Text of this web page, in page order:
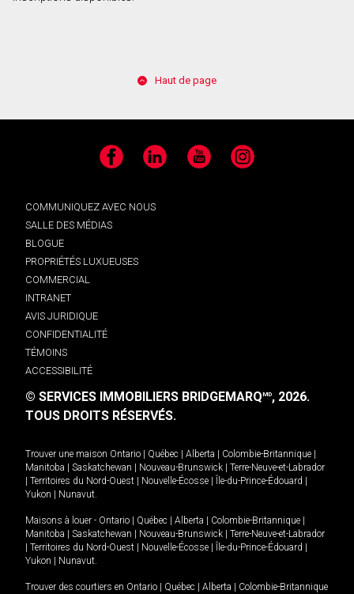
Haut de page
Facebook LinkedIn YouTube Instagram
COMMUNIQUEZ AVEC NOUS
SALLE DES MÉDIAS
BLOGUE
PROPRIÉTÉS LUXUEUSES
COMMERCIAL
INTRANET
AVIS JURIDIQUE
CONFIDENTIALITÉ
TÉMOINS
ACCESSIBILITÉ
© SERVICES IMMOBILIERS BRIDGEMARQMD, 2026.
TOUS DROITS RÉSERVÉS.
Trouver une maison Ontario Québec Alberta Colombie-Britannique
Manitoba
Saskatchewan Nouveau-Brunswick
Terre-Neuve-et-Labrador
Territoires du Nord-Ouest Nouvelle-Écosse Île-du-Prince-Édouard
Yukon
Nunavut.
Maisons à louer - Ontario Québec Alberta Colombie-Britannique
Manitoba
Saskatchewan Nouveau-Brunswick
Terre-Neuve-et-Labrador
Territoires du Nord-Ouest Nouvelle-Écosse Île-du-Prince-Édouard
Yukon
Nunavut.
Trouver des courtiers en Ontario Québec Alberta
Colombie-Britannique